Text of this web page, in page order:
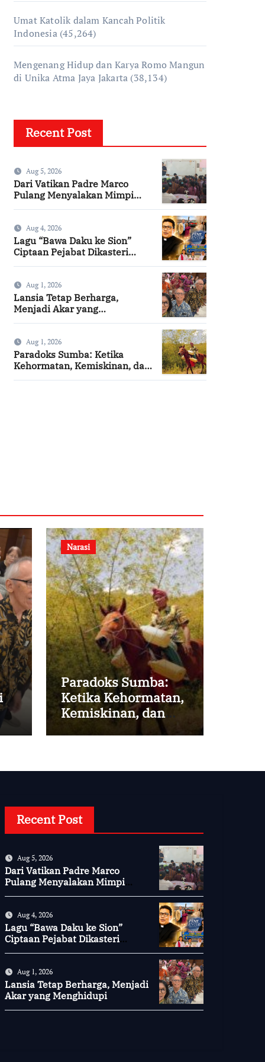
Umat Katolik dalam Kancah Politik
Indonesia (45,264)
Mengenang Hidup dan Karya Romo Mangun
di Unika Atma Jaya Jakarta (38,134)
Recent Post
Aug 5, 2026
Dari Vatikan Padre Marco
Pulang Menyalakan Mimpi
Aug 4, 2026
Lagu “Bawa Daku ke Sion”
Ciptaan Pejabat Dikasteri
Aug 1, 2026
Lansia Tetap Berharga,
Menjadi Akar yang
Aug 1, 2026
Paradoks Sumba: Ketika
Kehormatan, Kemiskinan, dan
Narasi
Paradoks Sumba:
Ketika Kehormatan,
Kemiskinan, dan
Harapan Berjalan
Recent Post
Aug 5, 2026
Dari Vatikan Padre Marco
Pulang Menyalakan Mimpi
Aug 4, 2026
Lagu “Bawa Daku ke Sion”
Ciptaan Pejabat Dikasteri
Aug 1, 2026
Lansia Tetap Berharga, Menjadi
Akar yang Menghidupi